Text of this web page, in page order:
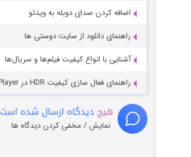
اضافه کردن صدای دوبله به ویدئو
راهنمای دانلود از سایت دوستی ها
آشنایی با انواع کیفیت فیلم‌ها و سریال‌ها
راهنمای فعال سازی کیفیت HDR در PotPlayer
هیچ دیدگاه ارسال شده است
نمایش / مخفی کردن دیدگاه ها